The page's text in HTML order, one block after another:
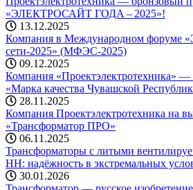
«ЭЛЕКТРОСАЙТ ГОДА – 2025»!
13.12.2025
Компания в Международном форуме
сети-2025» (МФЭС-2025)
09.12.2025
Компания «Проектэлектротехника» —
«Марка качества Чувашской
28.11.2025
Компания Проектэлектротехника на
«Трансформатор ПРО»
06.11.2025
Трансформаторы с литыми
НН: надёжность в экстремальных
30.01.2026